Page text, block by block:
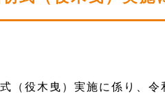
（役木曳）実施に係り、